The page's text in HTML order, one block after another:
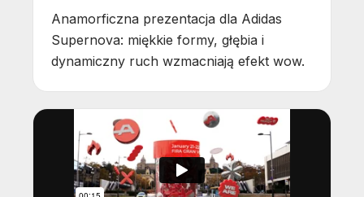
Anamorficzna prezentacja dla Adidas
Supernova: miękkie formy, głębia i
dynamiczny ruch wzmacniają efekt wow.